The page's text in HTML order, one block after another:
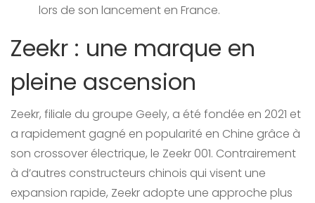
lors de son lancement en France.
Zeekr : une marque en
pleine ascension
Zeekr, filiale du groupe Geely, a été fondée en 2021 et
a rapidement gagné en popularité en Chine grâce à
son crossover électrique, le Zeekr 001. Contrairement
à d’autres constructeurs chinois qui visent une
expansion rapide, Zeekr adopte une approche plus